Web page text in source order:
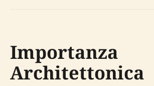
Importanza
Architettonica